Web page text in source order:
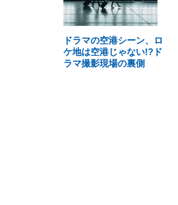
ドラマの空港シーン、ロ
ケ地は空港じゃない!?ド
ラマ撮影現場の裏側